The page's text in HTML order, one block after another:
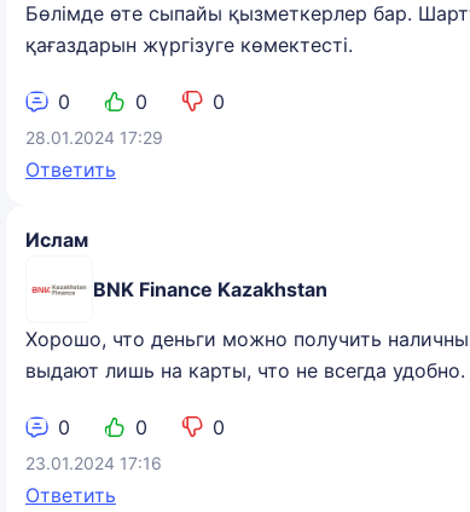
Бөлімде өте сыпайы қызметкерлер бар.
қағаздарын жүргізуге көмектесті.
0 0 0
28.01.2024 17:29
Ответить
Ислам
BNK Finance Kazakhstan
Хорошо, что деньги можно получить
выдают лишь на карты, что не всегда удобно.
0 0 0
23.01.2024 17:16
Ответить